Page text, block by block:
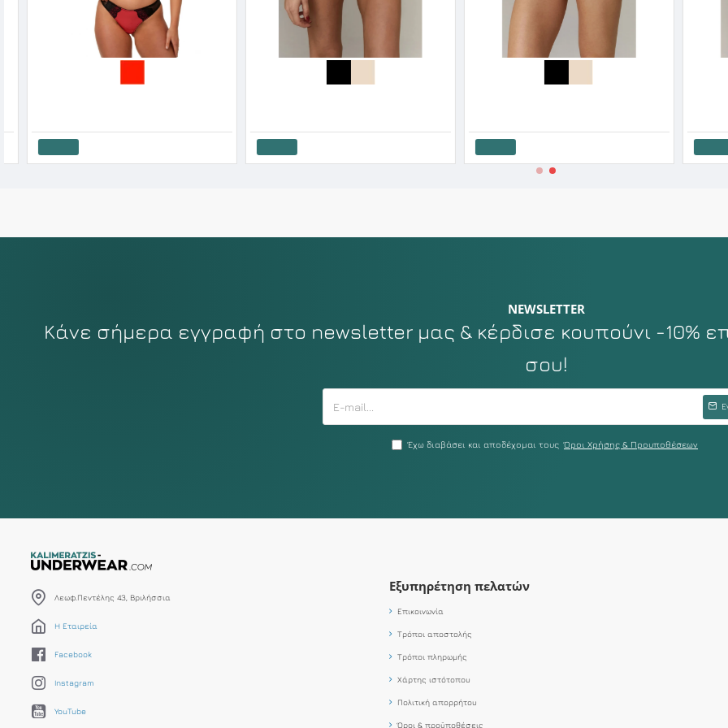
NEWSLETTER
Κάνε σήμερα εγγραφή στο newsletter μας & κέρδισε κουπούνι -10%
σου!
Έχω διαβάσει και αποδέχομαι τους Όροι Χρήσης & Προυποθέσεων
Λεωφ.Πεντέλης 43, Βριλήσσια
Η Εταιρεία
Facebook
Instagram
YouTube
Εξυπηρέτηση πελατών
Επικοινωνία
Τρόποι αποστολής
Τρόποι πληρωμής
Χάρτης ιστότοπου
Πολιτική απορρήτου
Όροι & προϋποθέσεις